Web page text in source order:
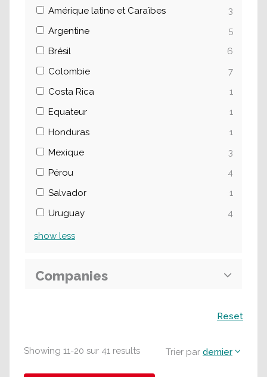
Showing 11-20 sur 41 results Trier par dernier
Amérique latine et Caraïbes
3
Argentine
5
Brésil
6
Colombie
7
Costa Rica
1
Equateur
1
Honduras
1
Mexique
3
Pérou
4
Salvador
1
Uruguay
4
show less
Companies
Reset